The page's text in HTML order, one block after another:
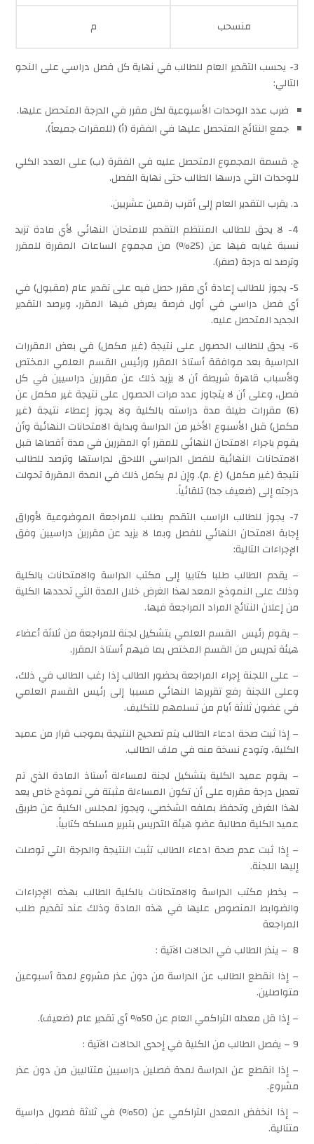
منسحب م
3- يحسب التقدير العام للطالب في نهاية كل فصل دراسي على النحو
التالي:
ضرب عدد الوحدات الأسبوعية لكل مقرر في الدرجة المتحصل عليها.
جمع النتائج المتحصل عليها في الفقرة (أ) (للمقرات جميعاً).
ج. قسمة المجموع المتحصل عليه في الفقرة (ب) على العدد الكلي
للوحدات التي درسها الطالب حتى نهاية الفصل.
د. يقرب التقدير العام إلى أقرب رقمين عشريين.
4- لا يحق للطالب المنتظم التقدم للامتحان النهائي لأي مادة تزيد
نسبة غيابه فيها عن (25%) من مجموع الساعات المقررة للمقرر
وترصد له درجة (صفر).
5- يجوز للطالب إعادة أي مقرر حصل فيه على تقدير عام (مقبول) في
أي فصل دراسي في أول فرصة يعرض فيها المقرر، ويرصد التقدير
الجديد المتحصل عليه.
6- يحق للطالب الحصول على نتيجة (غير مكمل) في بعض المقررات
الدراسية بعد موافقة أستاذ المقرر ورئيس القسم العلمي المختص
ولأسباب قاهرة شريطة أن لا يزيد ذلك عن مقررين دراسيين في كل
فصل، وعلى أن لا يتجاوز عدد مرات الحصول على نتيجة غير مكمل عن
(6) مقررات طيلة مدة دراسته بالكلية ولا يجوز إعطاء نتيجة (غير
مكمل) قبل الأسبوع الأخير من الدراسة وبداية الامتحانات النهائية وأن
يقوم باجراء الامتحان النهائي للمقرر أو المقررين في مدة أقصاها قبل
الامتحانات النهائية للفصل الدراسي اللاحق لدراستها وترصد للطالب
نتيجة (غير مكمل) (غ .م). وإن لم يكمل ذلك في المدة المقررة تحولت
درجته إلى (ضعيف جدا) تلقائياً.
7- يجوز للطالب الراسب التقدم بطلب للمراجعة الموضوعية لأوراق
إجابة الامتحان النهائي للفصل وبما لا يزيد عن مقررين دراسيين وفق
الإجراءات التالية:
– يقدم الطالب طلبا كتابيا إلى مكتب الدراسة والامتحانات بالكلية
وذلك على النموذج المعد لهذا الغرض خلال المدة التي تحددها الكلية
من إعلان النتائج المراد المراجعة فيها.
– يقوم رئيس القسم العلمي بتشكيل لجنة للمراجعة من ثلاثة أعضاء
هيئة تدريس من القسم المختص بما فيهم أستاذ المقرر.
– على اللجنة إجراء المراجعة بحضور الطالب إذا رغب الطالب في ذلك،
وعلى اللجنة رفع تقريرها النهائي مسببا إلى رئيس القسم العلمي
في غضون ثلاثة أيام من تسلمهم للتكليف.
– إذا ثبت صحة ادعاء الطالب يتم تصحيح النتيجة بموجب قرار من عميد
الكلية، وتودع نسخة منه في ملف الطالب.
– يقوم عميد الكلية بتشكيل لجنة لمساءلة أستاذ المادة الذي تم
تعديل درجة مقرره على أن تكون المساءلة مثبتة في نموذج خاص يعد
لهذا الغرض وتحفظ بملفه الشخصي، ويجوز لمجلس الكلية عن طريق
عميد الكلية مطالبة عضو هيئة التدريس بتبرير مسلكه كتابياً.
– إذا ثبت عدم صحة ادعاء الطالب تثبت النتيجة والدرجة التي توصلت
إليها اللجنة.
– يخطر مكتب الدراسة والامتحانات بالكلية الطالب بهذه الإجراءات
والضوابط المنصوص عليها في هذه المادة وذلك عند تقديم طلب
المراجعة
8 – ينذر الطالب في الحالات الآتية :
– إذا انقطع الطالب عن الدراسة من دون عذر مشروع لمدة أسبوعين
متواصلين.
– إذا قل معدله التراكمي العام عن 50% أي تقدير عام (ضعيف).
9 – يفصل الطالب من الكلية في إحدى الحالات الآتية :
– إذا انقطع عن الدراسة لمدة فصلين دراسيين متتاليين من دون عذر
مشروع.
– إذا انخفض المعدل التراكمي عن (50%) في ثلاثة فصول دراسية
متتالية.